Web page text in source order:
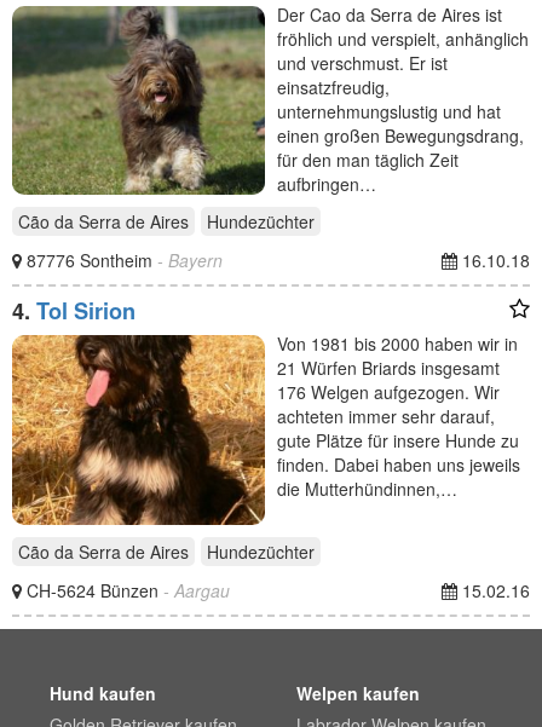
Der Cao da Serra de Aires ist
fröhlich und verspielt, anhänglich
und verschmust. Er ist
einsatzfreudig,
unternehmungslustig und hat
einen großen Bewegungsdrang,
für den man täglich Zeit
aufbringen…
Cão da Serra de Aires
Hundezüchter
87776 Sontheim - Bayern 16.10.18
4. Tol Sirion
Von 1981 bis 2000 haben wir in
21 Würfen Briards insgesamt
176 Welgen aufgezogen. Wir
achteten immer sehr darauf,
gute Plätze für insere Hunde zu
finden. Dabei haben uns jeweils
die Mutterhündinnen,…
Cão da Serra de Aires
Hundezüchter
CH-5624 Bünzen - Aargau 15.02.16
Hund kaufen
Welpen kaufen